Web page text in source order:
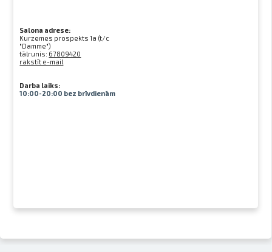
Salona adrese:
Kurzemes prospekts 1a (t/c
"Damme")
tālrunis: 67809420
rakstīt e-mail
Darba laiks:
10:00-20:00 bez brīvdienām